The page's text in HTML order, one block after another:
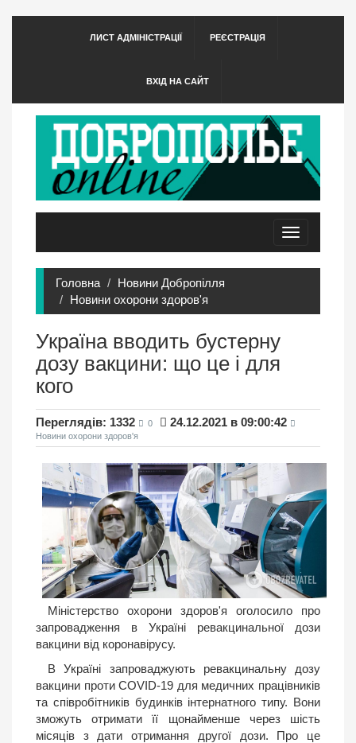
ЛИСТ АДМІНІСТРАЦІЇ РЕЄСТРАЦІЯ
ВХІД НА САЙТ
Toggle
navigation
Головна
Новини Добропілля
Новини охорони здоров'я
Україна вводить бустерну
дозу вакцини: що це і для
кого
Переглядів: 1332 0 24.12.2021 в 09:00:42
Новини охорони здоров'я
Міністерство охорони здоров'я оголосило про
запровадження в Україні ревакцинальної дози
вакцини від коронавірусу.
В Україні запроваджують ревакцинальну дозу
вакцини проти COVID-19 для медичних працівників
та співробітників будинків інтернатного типу. Вони
зможуть отримати її щонайменше через шість
місяців з дати отримання другої дози. Про це